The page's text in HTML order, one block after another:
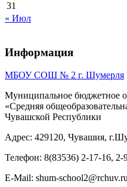
31
« Июл
Информация
МБОУ СОШ № 2 г. Шумерля
Муниципальное бюджетное
«Средняя
Чувашской Республики
Адрес: 429120, Чувашия,
Телефон: 8(83536) 2-17-16, 2-
E-Mail: shum-